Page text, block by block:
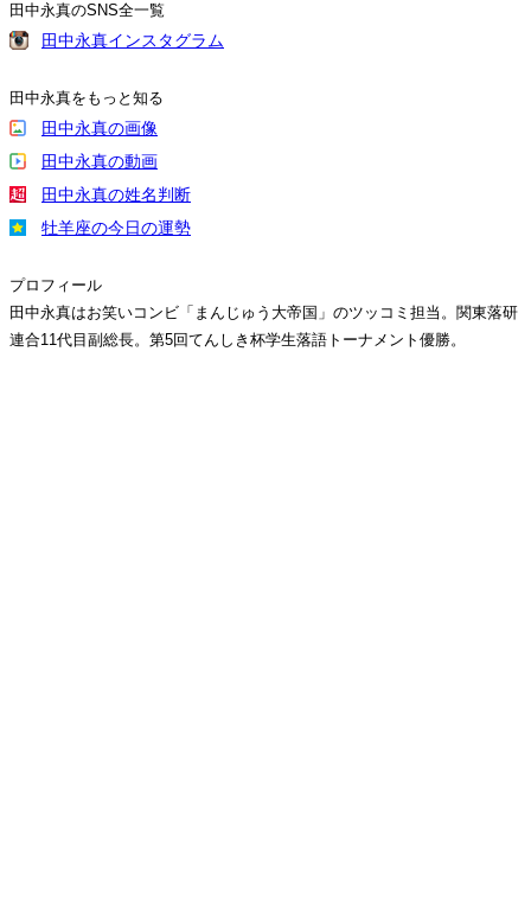
田中永真のSNS全一覧
田中永真インスタグラム
田中永真をもっと知る
田中永真の画像
田中永真の動画
田中永真の姓名判断
牡羊座の今日の運勢
プロフィール
田中永真はお笑いコンビ「まんじゅう大帝国」のツッコミ担当。関東落研
連合11代目副総長。第5回てんしき杯学生落語トーナメント優勝。